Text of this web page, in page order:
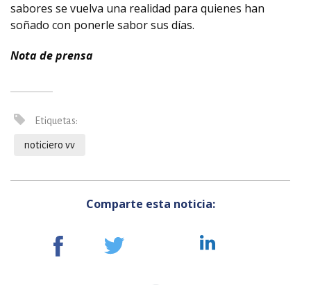
sabores se vuelva una realidad para quienes han
soñado con ponerle sabor sus días.
Nota de prensa
Etiquetas:
noticiero vv
Comparte esta noticia: